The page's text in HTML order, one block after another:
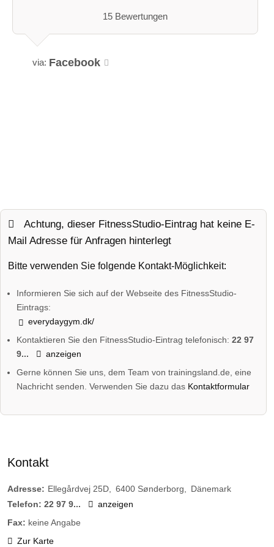
15 Bewertungen
via: Facebook
Achtung, dieser FitnessStudio-Eintrag hat keine E-
Mail Adresse für Anfragen hinterlegt
Bitte verwenden Sie folgende Kontakt-Möglichkeit:
Informieren Sie sich auf der Webseite des FitnessStudio-
Eintrags:
everydaygym.dk/
Kontaktieren Sie den FitnessStudio-Eintrag telefonisch:22 97
9...
anzeigen
Gerne können Sie uns, dem Team von trainingsland.de, eine
Nachricht senden. Verwenden Sie dazu das Kontaktformular
Kontakt
Adresse: Ellegårdvej 25D 6400 Sønderborg
Dänemark
Telefon: 22 97 9...
anzeigen
Fax: keine Angabe
Zur Karte